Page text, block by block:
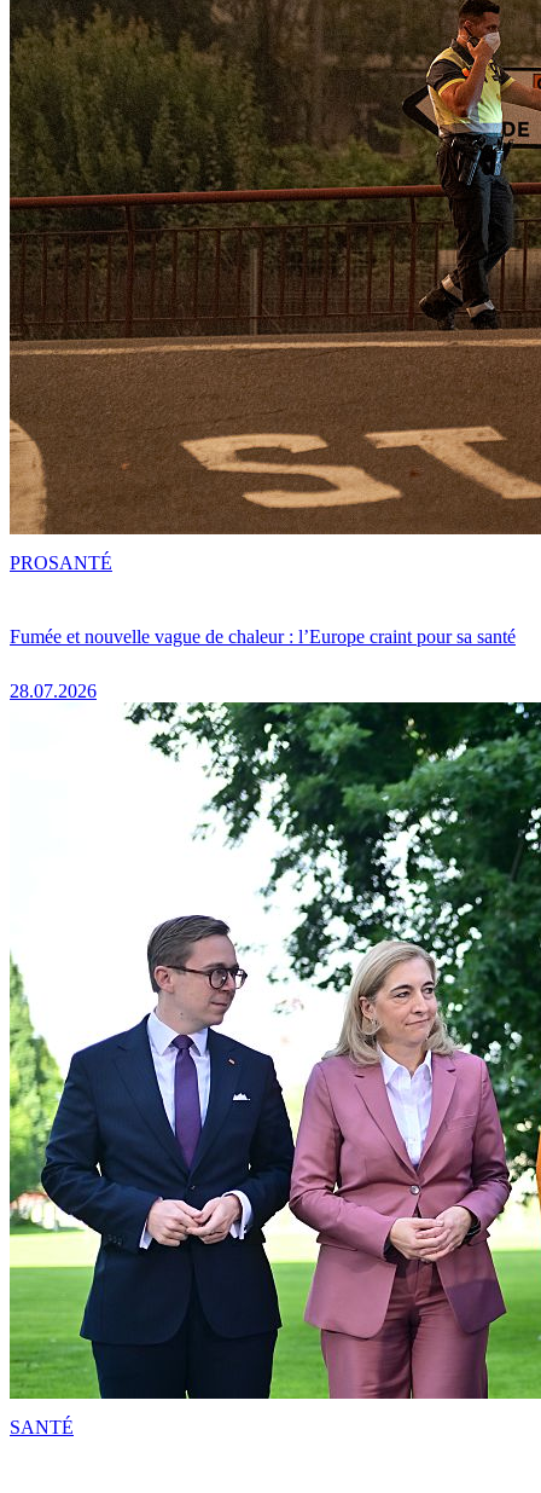
Fumée et nouvelle vague de chaleur : l’Europe craint pour sa santé
28.07.2026
PROSANTÉ
SANTÉ